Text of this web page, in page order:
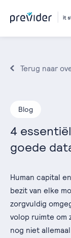
Terug naar
Blog
4
goede
Human capital
bezit van elke
zorgvuldig
volop ruimte om
nog niet